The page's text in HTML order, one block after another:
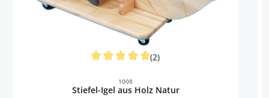
(2)
1008
Stiefel-Igel aus Holz Natur